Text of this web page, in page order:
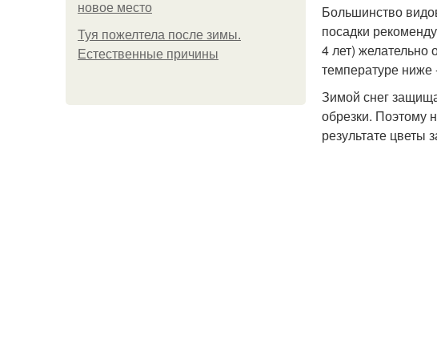
новое место
Туя пожелтела после зимы.
Естественные причины
Большинство
посадки
4 лет) желательно
температуре ниже
Зимой снег
обрезки. Поэтому
результате цветы